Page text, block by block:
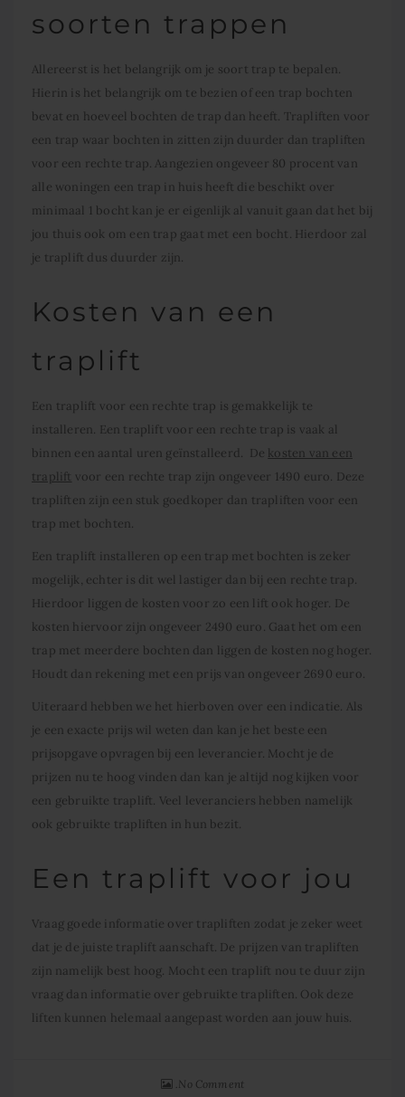
soorten trappen
Allereerst is het belangrijk om je soort trap te bepalen.
Hierin is het belangrijk om te bezien of een trap bochten
bevat en hoeveel bochten de trap dan heeft. Trapliften voor
een trap waar bochten in zitten zijn duurder dan trapliften
voor een rechte trap. Aangezien ongeveer 80 procent van
alle woningen een trap in huis heeft die beschikt over
minimaal 1 bocht kan je er eigenlijk al vanuit gaan dat het bij
jou thuis ook om een trap gaat met een bocht. Hierdoor zal
je traplift dus duurder zijn.
Kosten van een
traplift
Een traplift voor een rechte trap is gemakkelijk te
installeren. Een traplift voor een rechte trap is vaak al
binnen een aantal uren geïnstalleerd. De kosten van een
traplift voor een rechte trap zijn ongeveer 1490 euro. Deze
trapliften zijn een stuk goedkoper dan trapliften voor een
trap met bochten.
Een traplift installeren op een trap met bochten is zeker
mogelijk, echter is dit wel lastiger dan bij een rechte trap.
Hierdoor liggen de kosten voor zo een lift ook hoger. De
kosten hiervoor zijn ongeveer 2490 euro. Gaat het om een
trap met meerdere bochten dan liggen de kosten nog hoger.
Houdt dan rekening met een prijs van ongeveer 2690 euro.
Uiteraard hebben we het hierboven over een indicatie. Als
je een exacte prijs wil weten dan kan je het beste een
prijsopgave opvragen bij een leverancier. Mocht je de
prijzen nu te hoog vinden dan kan je altijd nog kijken voor
een gebruikte traplift. Veel leveranciers hebben namelijk
ook gebruikte trapliften in hun bezit.
Een traplift voor jou
Vraag goede informatie over trapliften zodat je zeker weet
dat je de juiste traplift aanschaft. De prijzen van trapliften
zijn namelijk best hoog. Mocht een traplift nou te duur zijn
vraag dan informatie over gebruikte trapliften. Ook deze
liften kunnen helemaal aangepast worden aan jouw huis.
No Comment